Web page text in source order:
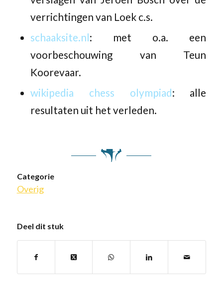
verrichtingen van Loek c.s.
schaaksite.nl: met o.a. een
voorbeschouwing van Teun
Koorevaar.
wikipedia chess olympiad: alle
resultaten uit het verleden.
Categorie
Overig
Deel dit stuk